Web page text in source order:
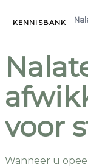
KENNISBANK
voor
Wanneer u